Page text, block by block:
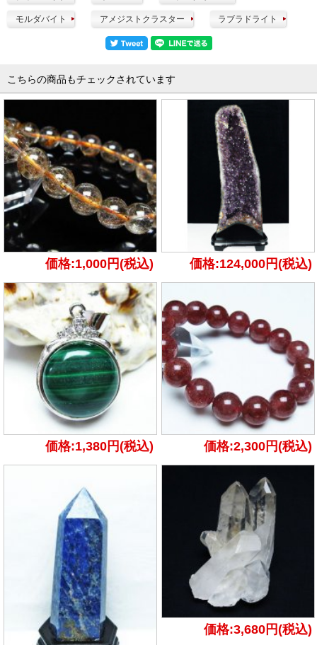
モルダバイト アメジストクラスター ラブラドライト
こちらの商品もチェックされています
価格:1,000円(税込) 価格:124,000円(税込)
価格:1,380円(税込) 価格:2,300円(税込)
価格:3,680円(税込)